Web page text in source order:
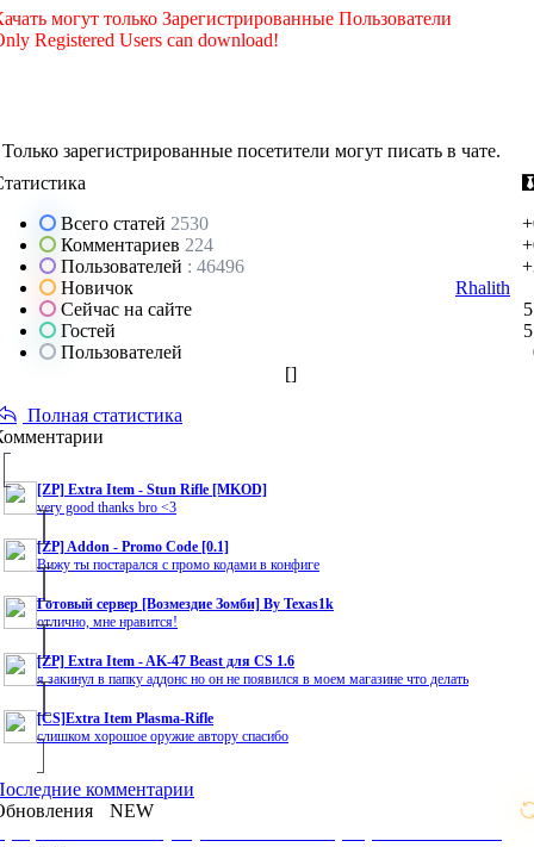
могут только Зарегистрированные Пользователи
Registered Users can download!
Только зарегистрированные посетители могут писать в чате.
Всего статей 2530
Комментариев 224
Пользователей : 46496
Новичок
Rhalith
Сейчас на сайте
Гостей
Пользователей
[]
Полная статистика
[ZP] Extra Item - Stun Rifle [MKOD]
very good thanks bro <3
[ZP] Addon - Promo Code [0.1]
Вижу ты постарался с промо кодами в конфиге
Готовый сервер [Возмездие Зомби] By Texas1k
отлично, мне нравится!
[ZP] Extra Item - AK-47 Beast для CS 1.6
я закинул в папку аддонс но он не появился в моем магазине что делать
[CS]Extra Item Plasma-Rifle
слишком хорошое оружие автору спасибо
комментарии
NEW